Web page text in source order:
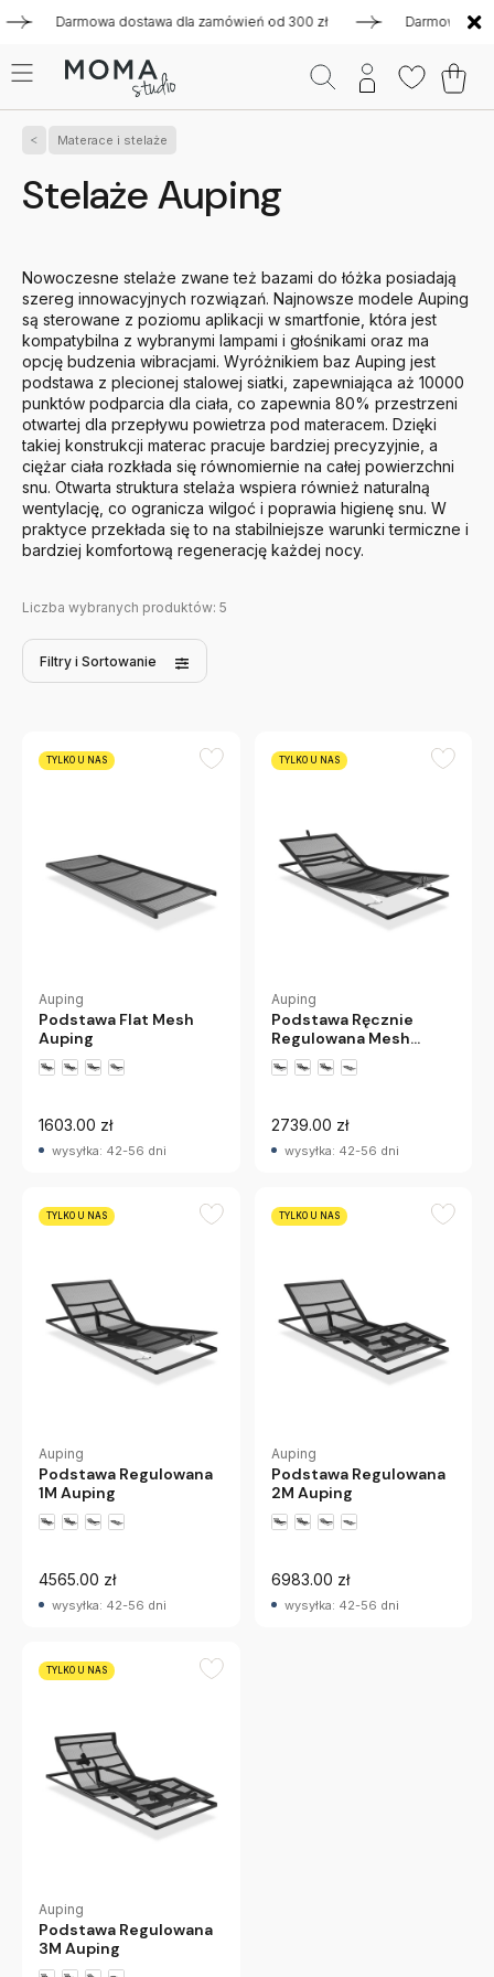
Darmowa dostawa dla zamówień od 300 zł Darmowa
Materace i stelaże
Stelaże Auping
Nowoczesne stelaże zwane też bazami do łóżka posiadają
szereg innowacyjnych rozwiązań. Najnowsze modele Auping
są sterowane z poziomu aplikacji w smartfonie, która jest
kompatybilna z wybranymi lampami i głośnikami oraz ma
opcję budzenia wibracjami. Wyróżnikiem baz Auping jest
podstawa z plecionej stalowej siatki, zapewniająca aż 10000
punktów podparcia dla ciała, co zapewnia 80% przestrzeni
otwartej dla przepływu powietrza pod materacem. Dzięki
takiej konstrukcji materac pracuje bardziej precyzyjnie, a
ciężar ciała rozkłada się równomiernie na całej powierzchni
snu. Otwarta struktura stelaża wspiera również naturalną
wentylację, co ogranicza wilgoć i poprawia higienę snu. W
praktyce przekłada się to na stabilniejsze warunki termiczne i
bardziej komfortową regenerację każdej nocy.
Liczba wybranych produktów: 5
Filtry i Sortowanie
TYLKO U NAS
Auping
Podstawa Flat Mesh
Auping
1603.00 zł
wysyłka: 42-56 dni
TYLKO U NAS
Auping
Podstawa Ręcznie
Regulowana Mesh
Auping
2739.00 zł
wysyłka: 42-56 dni
TYLKO U NAS
Auping
Podstawa Regulowana
1M Auping
4565.00 zł
wysyłka: 42-56 dni
TYLKO U NAS
Auping
Podstawa Regulowana
2M Auping
6983.00 zł
wysyłka: 42-56 dni
TYLKO U NAS
Auping
Podstawa Regulowana
3M Auping